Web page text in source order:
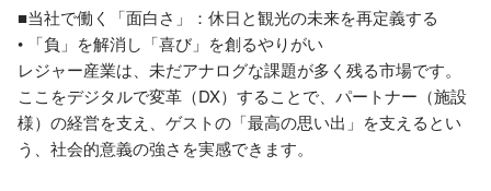
■当社で働く「面白さ」：休日と観光の未来を再定義する
• 「負」を解消し「喜び」を創るやりがい
レジャー産業は、未だアナログな課題が多く残る市場です。
ここをデジタルで変革（DX）することで、パートナー（施設
様）の経営を支え、ゲストの「最高の思い出」を支えるとい
う、社会的意義の強さを実感できます。